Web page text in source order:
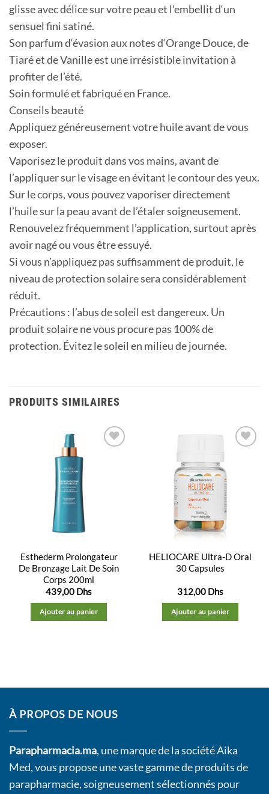
glisse avec délice sur votre peau et l’embellit d‘un
sensuel fini satiné.
Son parfum d‘évasion aux notes d‘Orange Douce, de
Tiaré et de Vanille est une irrésistible invitation à
profiter de l’été.
Soin formulé et fabriqué en France.
Conseils beauté
Appliquez généreusement votre huile avant de vous
exposer.
Vaporisez le produit dans vos mains, avant de
l’appliquer sur le visage en évitant le contour des yeux.
Sur le corps, vous pouvez vaporiser directement
l’huile sur la peau avant de l’étaler soigneusement.
Renouvelez fréquemment l’application, surtout après
avoir nagé ou vous être essuyé.
Si vous n’appliquez pas suffisamment de produit, le
niveau de protection solaire sera considérablement
réduit.
Précautions : l’abus de soleil est dangereux. Un
produit solaire ne vous procure pas 100% de
protection. Évitez le soleil en milieu de journée.
PRODUITS SIMILAIRES
Esthederm Prolongateur
De Bronzage Lait De Soin
Corps 200ml
439,00 Dhs
Ajouter au panier
HELIOCARE Ultra-D Oral
30 Capsules
312,00 Dhs
Ajouter au panier
À PROPOS DE NOUS
Parapharmacia.ma, une marque de la société Aika
Med, vous propose une vaste gamme de produits de
parapharmacie, soigneusement sélectionnés pour